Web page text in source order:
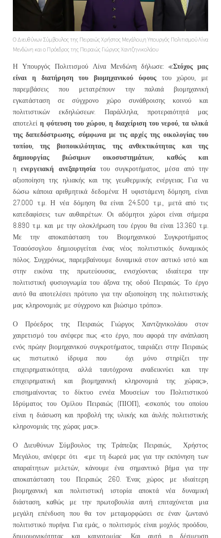
Ο Διευθύνων Σύμβουλος της Πειραιώς Χρήστος Μεγάλου,η Υπουργός Πολιτισμού Λίνα
Μενδώνη και ο Πρόεδρος της Πειραιώς Γιώργος Χαντζηνικολάου
Η Υπουργός Πολιτισμού Λίνα Μενδώνη δήλωσε: «Στόχος μας
είναι η διατήρηση του βιομηχανικού ύφουςτου χώρου, με
παρεμβάσεις που μετατρέπουν την παλαιά βιομηχανική
εγκατάσταση σε σύγχρονο χώρο συνάθροισης κοινού και
πολιτιστικών εκδηλώσεων. Παράλληλα, προτεραιότητά μας
αποτελεί η φύτευση του χώρου, η διαχείριση του νερού, τα υλικά
της δαπεδόστρωσης, σύμφωνα με τις αρχές της οικολογίας του
τοπίου, της βιοποικιλότητας, της ανθεκτικότητας και της
δημιουργίας βιώσιμων οικοσυστημάτων, καθώς και
ηενεργειακή ανεξαρτησίατου συγκροτήματος, μέσα από την
αξιοποίηση της ηλιακής και της γεωθερμικής ενέργειας. Για να
δώσω κάποια αριθμητικά δεδομένα: Η υφιστάμενη δόμηση, είναι
27.000 τ.μ. Η νέα δόμηση θα είναι 24.500 τ.μ., μετά από τις
κατεδαφίσεις των αυθαιρέτων. Οι αδόμητοι χώροι είναι σήμερα
8.890 τ.μ. και με την ολοκλήρωση του έργου θα είναι 13.360 τ.μ.
Με την αποκατάσταση του Βιομηχανικού Συγκροτήματος
Τσαούσογλου δημιουργείται ένας νέος πολιτιστικός δυναμικός
πόλος. Συγχρόνως, παρεμβαίνουμε δυναμικά στον αστικό ιστό και
στην εικόνα της πρωτεύουσας, ενισχύοντας ιδιαίτερα την
πολιτιστική φυσιογνωμία του άξονα της οδού Πειραιώς. Το έργο
αυτό θα αποτελέσει πρότυπο για την αξιοποίηση της πολιτιστικής
μας κληρονομιάς με σύγχρονο και βιώσιμο τρόπο».
Ο Πρόεδρος της Πειραιώς Γιώργος Χαντζηνικολάου στον
χαιρετισμό του ανέφερε πως «το έργο, που αφορά την ανάπλαση
ενός πρώην βιομηχανικού συγκροτήματος, ταιριάζει στην Πειραιώς
ως πιστωτικό ίδρυμα που όχι μόνο στηρίζει την
επιχειρηματικότητα, αλλά ταυτόχρονα αναδεικνύει και την
επιχειρηματική και βιομηχανική κληρονομιά της χώρας»,
επισημαίνοντας το δίκτυο εννέα Μουσείων του Πολιτιστικού
Ιδρύματος του Ομίλου Πειραιώς (ΠΙΟΠ), «σκοπός του οποίου
είναι η διάσωση και προβολή της υλικής και άυλής πολιτιστικής
κληρονομιάς της χώρας μας».
Ο Διευθύνων Σύμβουλος της Τράπεζας Πειραιώς, Χρήστος
Μεγάλου, ανέφερε ότι «με τη δωρεά μας για την εκπόνηση των
απαραίτητων μελετών, κάνουμε ένα σημαντικό βήμα για την
αποκατάσταση του Πειραιώς 260. Ένας χώρος με ιδιαίτερη
βιομηχανική και πολιτιστική ιστορία αποκτά νέα δυναμική
διάσταση, καθώς με την πρωτοβουλία αυτή επιταχύνεται μια
μεγάλη επένδυση που θα τον μεταμορφώσει σε έναν ζωντανό
πολιτιστικό πυρήνα. Για εμάς, ο πολιτισμός είναι μοχλός προόδου,
δημιουργικότητας και καινοτομίας. Και αυτή η δέσμευση